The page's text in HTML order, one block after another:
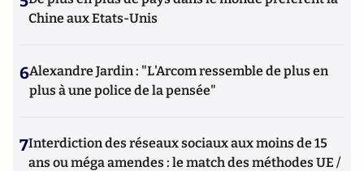
Chine aux Etats-Unis
6Alexandre Jardin : "L'Arcom ressemble de plus en
plus à une police de la pensée"
7Interdiction des réseaux sociaux aux moins de 15
ans ou méga amendes : le match des méthodes UE /